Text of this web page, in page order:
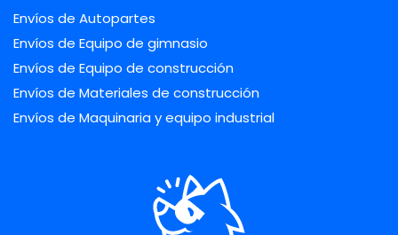
Envíos de Autopartes
Envíos de Equipo de gimnasio
Envíos de Equipo de construcción
Envíos de Materiales de construcción
Envíos de Maquinaria y equipo industrial